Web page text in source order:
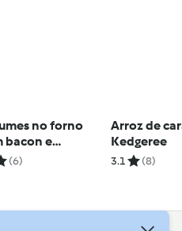
no forno
bacon e
(6)
Arroz de
Kedgeree
3.1 (8)